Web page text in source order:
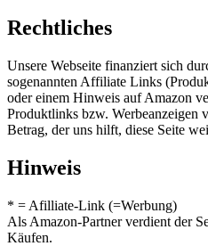
Rechtliches
Unsere Webseite finanziert sich
sogenannten Affiliate Links
oder einem Hinweis auf Amazon
Produktlinks bzw. Werbeanzeigen
Betrag, der uns hilft, diese Seite
Hinweis
* = Afilliate-Link (=Werbung)
Als Amazon-Partner verdient der
Käufen.